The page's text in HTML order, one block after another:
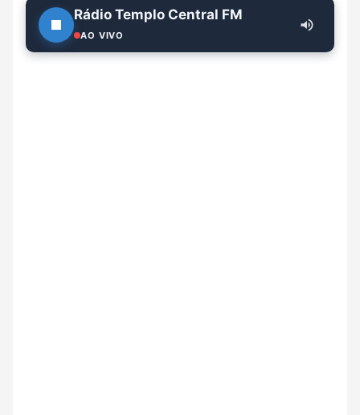
Rádio Templo Central FM
AO VIVO